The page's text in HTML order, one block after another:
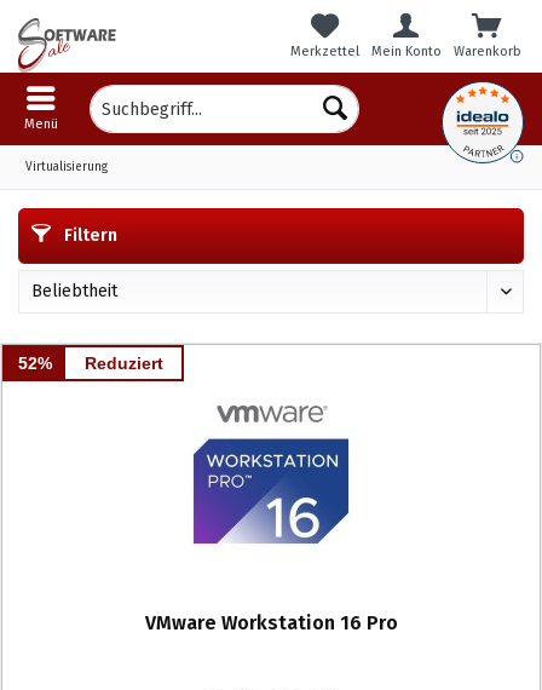
Warenkorb
Merkzettel Mein Konto
Menü
Virtualisierung
Filtern
52% Reduziert
VMware Workstation 16 Pro